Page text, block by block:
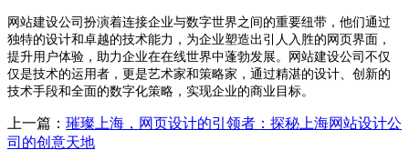
网站建设公司扮演着连接企业与数字世界之间的重要纽带，他们通过
独特的设计和卓越的技术能力，为企业塑造出引人入胜的网页界面，
提升用户体验，助力企业在在线世界中蓬勃发展。网站建设公司不仅
仅是技术的运用者，更是艺术家和策略家，通过精湛的设计、创新的
技术手段和全面的数字化策略，实现企业的商业目标。
上一篇： 璀璨上海，网页设计的引领者：探秘上海网站设计公
司的创意天地